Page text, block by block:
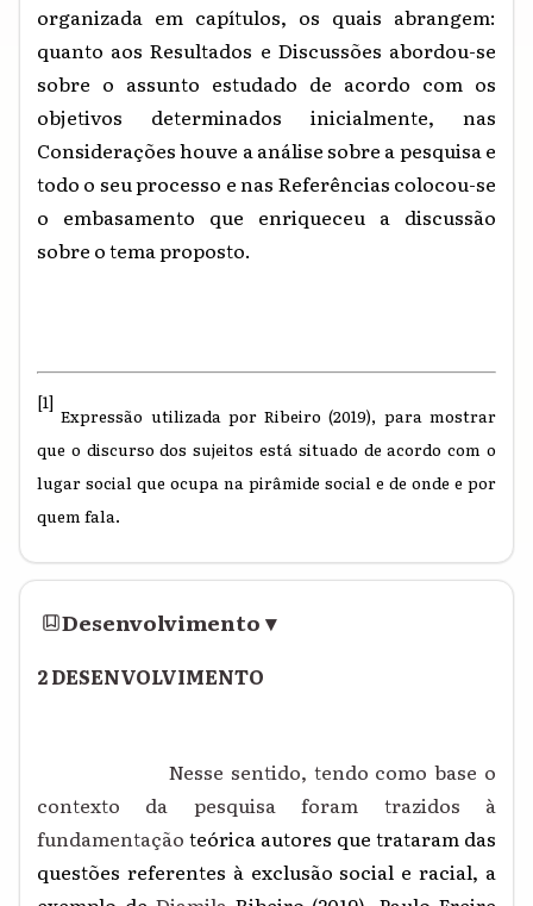
organizada em capítulos, os quais abrangem:
quanto aos Resultados e Discussões abordou-se
sobre o assunto estudado de acordo com os
objetivos determinados inicialmente, nas
Considerações houve a análise sobre a pesquisa e
todo o seu processo e nas Referências colocou-se
o embasamento que enriqueceu a discussão
sobre o tema proposto.
[1]
Expressão utilizada por Ribeiro (2019), para mostrar
que o discurso dos sujeitos está situado de acordo com o
lugar social que ocupa na pirâmide social e de onde e por
quem fala.
Desenvolvimento▾
2 DESENVOLVIMENTO
Nesse sentido, tendo como base o
contexto da pesquisa foram trazidos à
fundamentação teórica autores que trataram das
questões referentes à exclusão social e racial, a